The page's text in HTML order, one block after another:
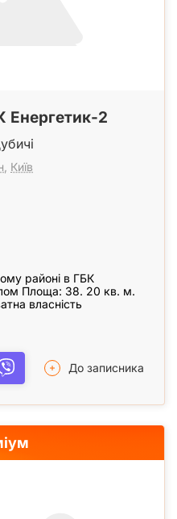
Енергетик-2
Київ
районі в ГБК
Площа: 38. 20 кв. м.
власність
До записника